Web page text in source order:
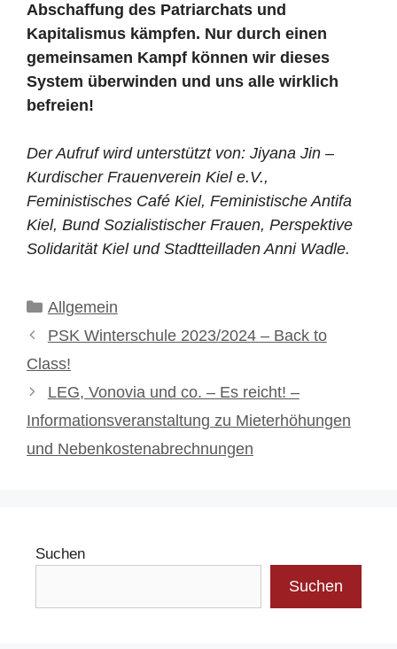
Abschaffung des Patriarchats und
Kapitalismus kämpfen. Nur durch einen
gemeinsamen Kampf können wir dieses
System überwinden und uns alle wirklich
befreien!
Der Aufruf wird unterstützt von: Jiyana Jin –
Kurdischer Frauenverein Kiel e.V.,
Feministisches Café Kiel, Feministische Antifa
Kiel, Bund Sozialistischer Frauen, Perspektive
Solidarität Kiel und Stadtteilladen Anni Wadle.
Kategorien
Allgemein
PSK Winterschule 2023/2024 – Back to
Class!
LEG, Vonovia und co. – Es reicht! –
Informationsveranstaltung zu Mieterhöhungen
und Nebenkostenabrechnungen
Suchen
Suchen